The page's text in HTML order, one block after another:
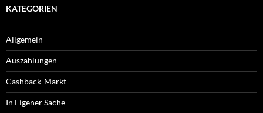
KATEGORIEN
Allgemein
Auszahlungen
Cashback-Markt
In Eigener Sache